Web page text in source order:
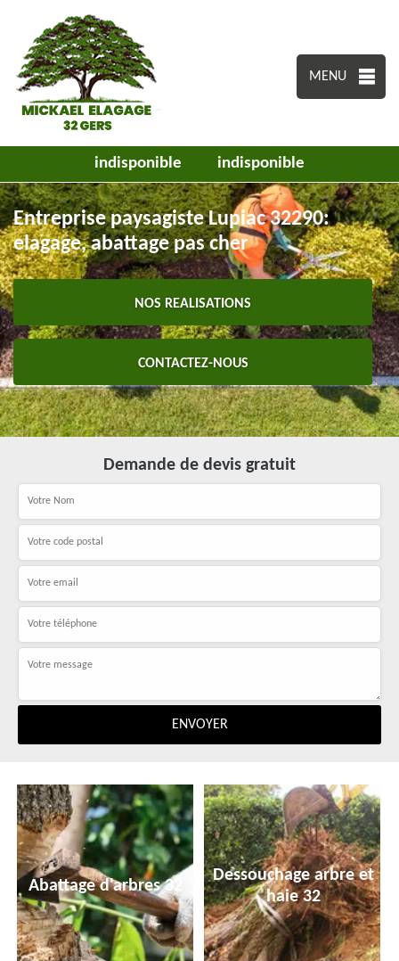
MENU
indisponible indisponible
Entreprise paysagiste Lupiac 32290:
elagage, abattage pas cher
NOS REALISATIONS
CONTACTEZ-NOUS
Demande de devis gratuit
Abattage d'arbres 32
Dessouchage arbre et
haie 32